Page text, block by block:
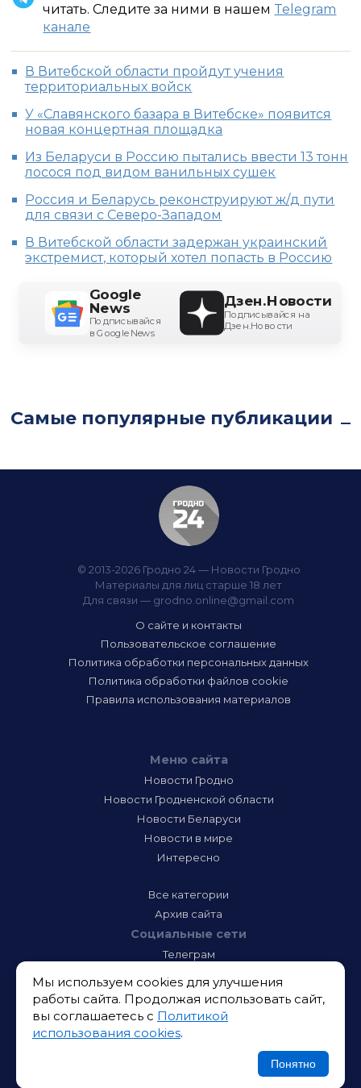
читать. Следите за ними в нашем Telegram
канале
В Витебской области пройдут учения
территориальных войск
У «Славянского базара в Витебске» появится
новая концертная площадка
Из Беларуси в Россию пытались ввести 13 тонн
лосося под видом ванильных сушек
Россия и Беларусь реконструируют ж/д пути
для связи с Северо-Западом
В Витебской области задержан украинский
экстремист, который хотел попасть в Россию
Google
News
Подписывайся
в Google News
Дзен.Новости
Подписывайся на
Дзен.Новости
Самые популярные публикации
© 2013-2026 Гродно 24 — Новости Гродно
Материалы для лиц старше 18 лет
Для связи — grodno.online@gmail.com
О сайте и контакты
Пользовательское соглашение
Политика обработки персональных данных
Политика обработки файлов cookie
Правила использования материалов
Меню сайта
Новости Гродно
Новости Гродненской области
Новости Беларуси
Новости в мире
Интересно
Все категории
Архив сайта
Социальные сети
Телеграм
Инстаграм
Тик-Ток
Одноклассники
ВК
Мы используем cookies для улучшения
работы сайта. Продолжая использовать сайт,
вы соглашаетесь с Политикой
использования cookies.
Понятно